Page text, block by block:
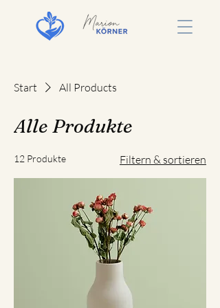
Start All Products
Alle Produkte
12 Produkte Filtern & sortieren